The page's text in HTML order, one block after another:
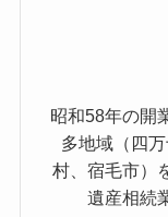
昭和58年の開
多地域（四
村、宿毛市）
遺産相続